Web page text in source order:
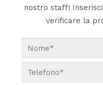
nostro staff!
verificare la